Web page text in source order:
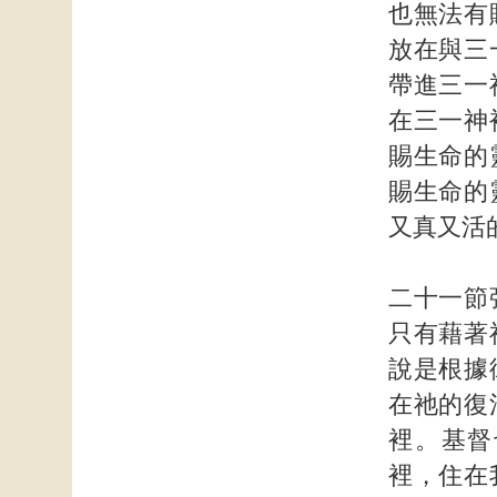
也無法有
放在與三
帶進三一
在三一神
賜生命的
賜生命的
又真又活
二十一節
只有藉
說是根據
在祂的復
裡。基
裡，住在